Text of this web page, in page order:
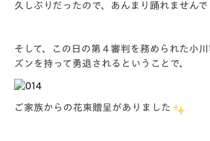
久しぶりだったので、あんまり踊れませんで
そして、この日の第４審判を務められた小
ズンを持って勇退されるということで、
ご家族からの花束贈呈がありました